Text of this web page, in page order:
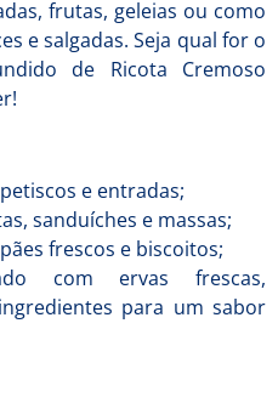
frutas, geleias ou como
e salgadas. Seja qual for o
de Ricota Cremoso
e entradas;
sanduíches e massas;
frescos e biscoitos;
com ervas frescas,
para um sabor